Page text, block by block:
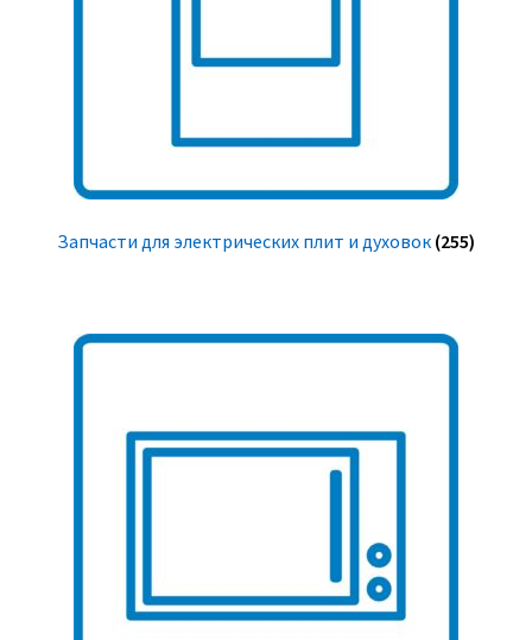
Запчасти для электрических плит и духовок (255)